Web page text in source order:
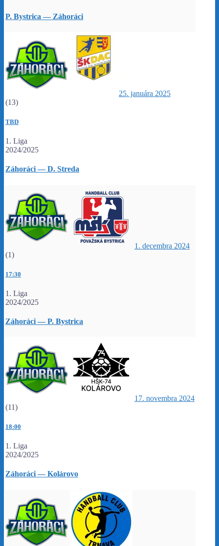
P. Bystrica — Záhoráci
25. januára 2025
(13)
TBD
1. Liga
2024/2025
Záhoráci — D. Streda
1. decembra 2024
(1)
17:30
1. Liga
2024/2025
Záhoráci — P. Bystrica
17. novembra 2024
(11)
18:00
1. Liga
2024/2025
Záhoráci — Kolárovo